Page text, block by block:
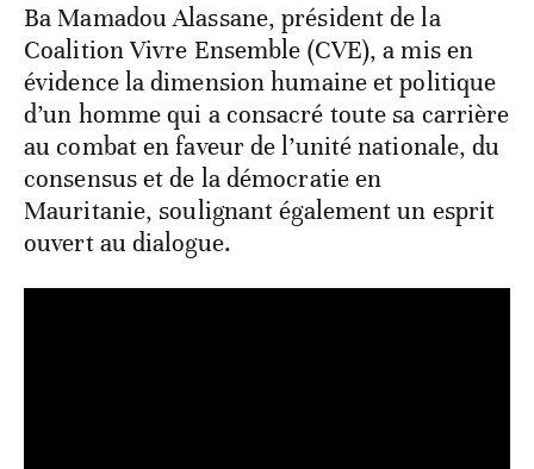
Ba Mamadou Alassane, président de la
Coalition Vivre Ensemble (CVE), a mis en
évidence la dimension humaine et politique
d’un homme qui a consacré toute sa carrière
au combat en faveur de l’unité nationale, du
consensus et de la démocratie en
Mauritanie, soulignant également un esprit
ouvert au dialogue.